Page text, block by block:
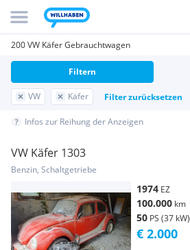
200 VW Käfer Gebrauchtwagen
VW Käfer Filter zurücksetzen
Filtern
Infos zur Reihung der Anzeigen
VW Käfer 1303
Benzin, Schaltgetriebe
1974 EZ
100.000 km
50 PS (37 kW)
€ 2.000